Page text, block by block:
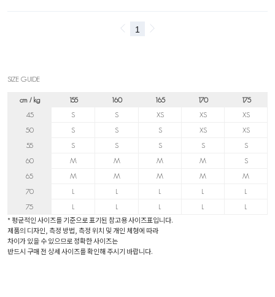
SIZE GUIDE
cm / kg 155 160 165 170
175
45
S S XS XS
XS
50
S S S XS
XS
55
S S S S
S
60
M M M M
S
65
M M M M
M
70
L L L L
L
75
L L L L L
* 평균적인 사이즈를 기준으로 표기된 참고용 사이즈표입니다.
제품의 디자인, 측정 방법, 측정 위치 및 개인 체형에 따라
차이가 있을 수 있으므로 정확한 사이즈는
반드시 구매 전 상세 사이즈를 확인해 주시기 바랍니다.